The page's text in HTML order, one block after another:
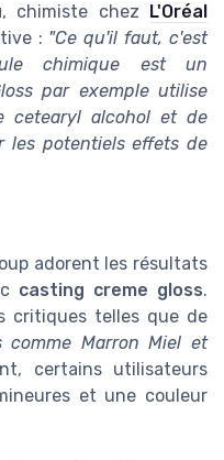
, chimiste chez
L'Oréal
: "Ce qu'il faut, c'est
chimique est un
par exemple utilise
cetearyl alcohol et de
les potentiels effets de
adorent les résultats
casting creme gloss.
critiques telles que de
comme Marron Miel et
certains utilisateurs
et une couleur